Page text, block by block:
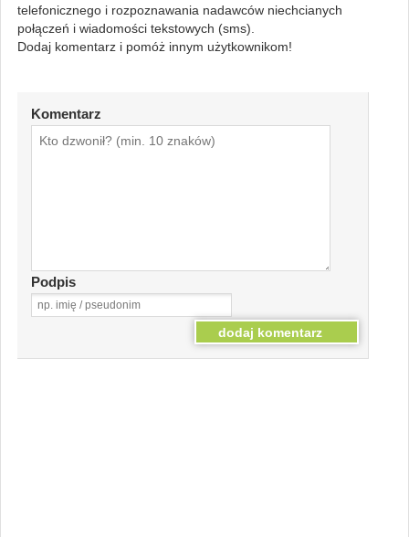
telefonicznego i rozpoznawania nadawców niechcianych
połączeń i wiadomości tekstowych (sms).
Dodaj komentarz i pomóż innym użytkownikom!
Komentarz
Podpis